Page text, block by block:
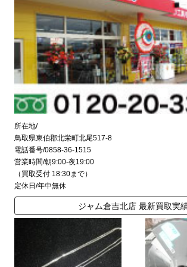
所在地/
鳥取県東伯郡北栄町北尾517-8
電話番号/0858-36-1515
営業時間/朝9:00-夜19:00
（買取受付 18:30まで）
定休日/年中無休
ジャム倉吉北店 最新買取実